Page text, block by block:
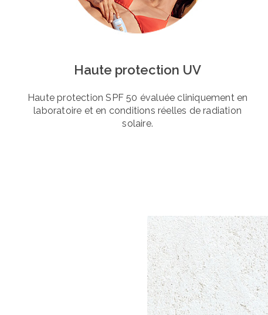
Haute protection UV
Haute protection SPF 50 évaluée cliniquement en
laboratoire et en conditions réelles de radiation
solaire.